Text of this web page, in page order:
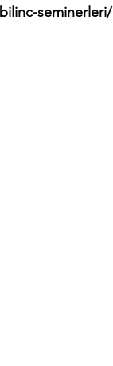
bilinc-seminerleri/